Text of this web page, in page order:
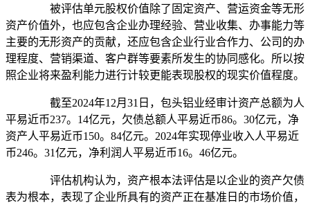
被评估单元股权价值除了固定资产、营运资金等无形
资产价值外，也应包含企业办理经验、营业收集、办事能力等
主要的无形资产的贡献，还应包含企业行业合作力、公司的办
理程度、营销渠道、客户群等要素所发生的协同感化。所以按
照企业将来盈利能力进行计较更能表现股权的现实价值程度。
截至2024年12月31日，包头铝业经审计资产总额为人
平易近币237。14亿元，欠债总额人平易近币86。30亿元，净
资产人平易近币150。84亿元。2024年实现停业收入人平易近
币246。31亿元，净利润人平易近币16。46亿元。
评估机构认为，资产根本法评估是以企业的资产欠债
表为根本，表现了企业所具有的资产正在基准日的市场价值，